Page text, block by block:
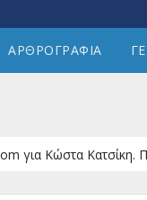
ΑΡΘΡΟΓΡΑΦΙΑ
Κώστα Κατσίκη. Πως